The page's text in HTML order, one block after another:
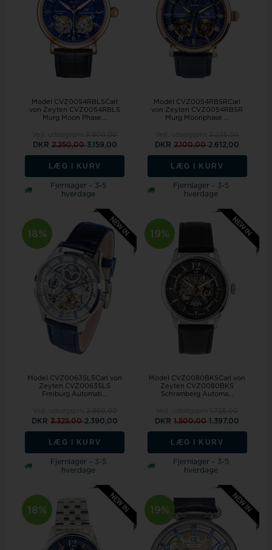
Model CVZ0054RBLSCarl
von Zeyten CVZ0054RBLS
Murg Moon Phase...
DKR 2.250,003.159,00
LÆG I KURV
Fjernlager - 3-5
hverdage
Model CVZ0054RBSRCarl
von Zeyten CVZ0054RBSR
Murg Moonphase ...
DKR2.100,002.612,00
LÆG I KURV
Fjernlager - 3-5
hverdage
18%
Model CVZ0063SLSCarl von
Zeyten CVZ0063SLS
Freiburg Automati...
DKR3.325,002.390,00
LÆG I KURV
Fjernlager - 3-5
hverdage
19%
Model CVZ0080BKSCarl von
Zeyten CVZ0080BKS
Schramberg Automa...
DKR1.500,001.397,00
LÆG I KURV
Fjernlager - 3-5
hverdage
18% 19%